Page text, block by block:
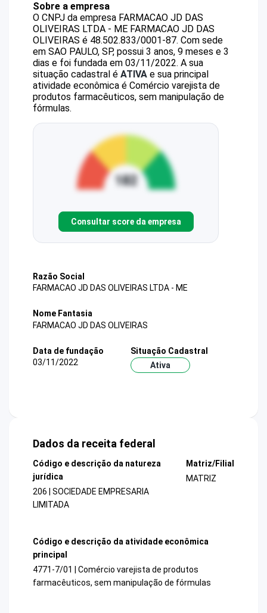
Sobre a empresa
O CNPJ da empresa FARMACAO JD DAS
OLIVEIRAS LTDA - ME FARMACAO JD DAS
OLIVEIRAS é 48.502.833/0001-87. Com sede
em SAO PAULO, SP, possui 3 anos, 9 meses e 3
dias e foi fundada em 03/11/2022. A sua
situação cadastral é ATIVA e sua principal
atividade econômica é Comércio varejista de
produtos farmacêuticos, sem manipulação de
fórmulas.
Consultar score da empresa
Razão Social
FARMACAO JD DAS OLIVEIRAS LTDA - ME
Nome Fantasia
FARMACAO JD DAS OLIVEIRAS
Data de fundação
03/11/2022
Situação Cadastral
Ativa
Dados da receita federal
Código e descrição da natureza
jurídica
206 | SOCIEDADE EMPRESARIA
LIMITADA
Matriz/Filial
MATRIZ
Código e descrição da atividade econômica
principal
4771-7/01 | Comércio varejista de produtos
farmacêuticos, sem manipulação de fórmulas